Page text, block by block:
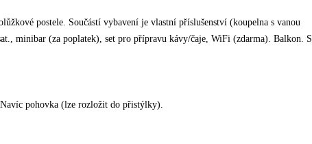
postele. Součástí vybavení je vlastní příslušenství (koupelna s vanou
minibar (za poplatek), set pro přípravu kávy/čaje, WiFi (zdarma). Balkon. S
pohovka (lze rozložit do přistýlky).